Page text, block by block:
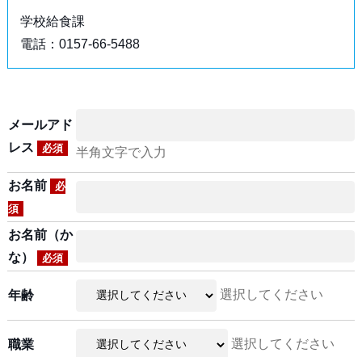
学校給食課
電話：0157-66-5488
メールアド
レス
必須 半角文字で入力
お名前
必
須
お名前（か
な）
必須
年齢 選択してください
職業 選択してください